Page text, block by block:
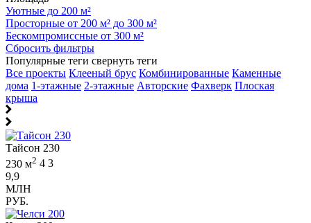
Уютные до 200 м²
Просторные от 200 м² до 300 м²
Бескомпромиссные от 300 м²
Сбросить фильтры
Популярные теги свернуть теги
Все проекты Клееный брус Комбинированные Каменные
дома 1-этажные 2-этажные Авторские Фахверк Плоская
крыша
Тайсон 230
230 м2 4 3
9,9
МЛН
РУБ.